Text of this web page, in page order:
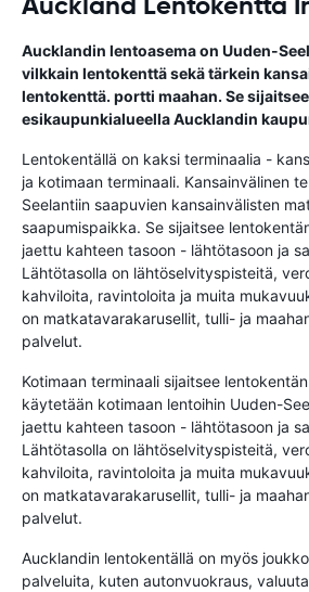
Aucklandin lentoasema on Uuden-
vilkkain lentokenttä sekä tärkein
lentokenttä. portti maahan. Se
esikaupunkialueella Aucklandin
Lentokentällä on kaksi terminaalia -
ja kotimaan terminaali. Kansainvälinen
Seelantiin saapuvien kansainvälisten
saapumispaikka. Se sijaitsee
jaettu kahteen tasoon - lähtötasoon ja
Lähtötasolla on lähtöselvityspisteitä,
kahviloita, ravintoloita ja muita
on matkatavarakarusellit, tulli- ja
palvelut.
Kotimaan terminaali sijaitsee
käytetään kotimaan lentoihin Uuden-
jaettu kahteen tasoon - lähtötasoon ja
Lähtötasolla on lähtöselvityspisteitä,
kahviloita, ravintoloita ja muita
on matkatavarakarusellit, tulli- ja
palvelut.
Aucklandin lentokentällä on myös
palveluita, kuten autonvuokraus,